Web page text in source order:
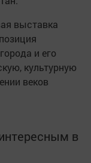
выставка
и его
культурную
веков
в